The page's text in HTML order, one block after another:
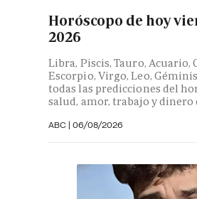
Horóscopo de hoy
2026
Libra, Piscis, Tauro, Acuario,
Escorpio, Virgo, Leo,
todas las predicciones del
salud, amor, trabajo y dinero
ABC | 06/08/2026